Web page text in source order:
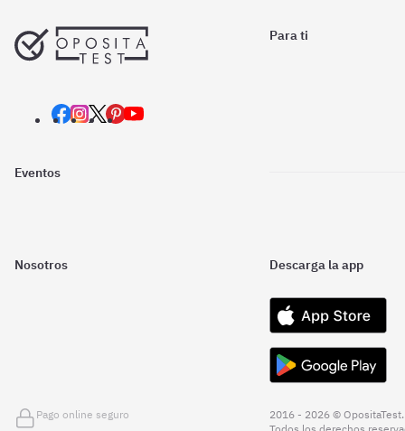
Para ti
Eventos
Nosotros Descarga la app
Pago online seguro
2016 - 2026 © OpositaTest.